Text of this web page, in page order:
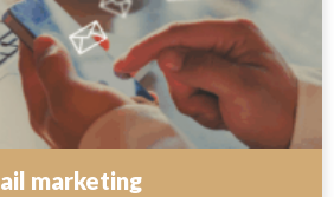
marketing